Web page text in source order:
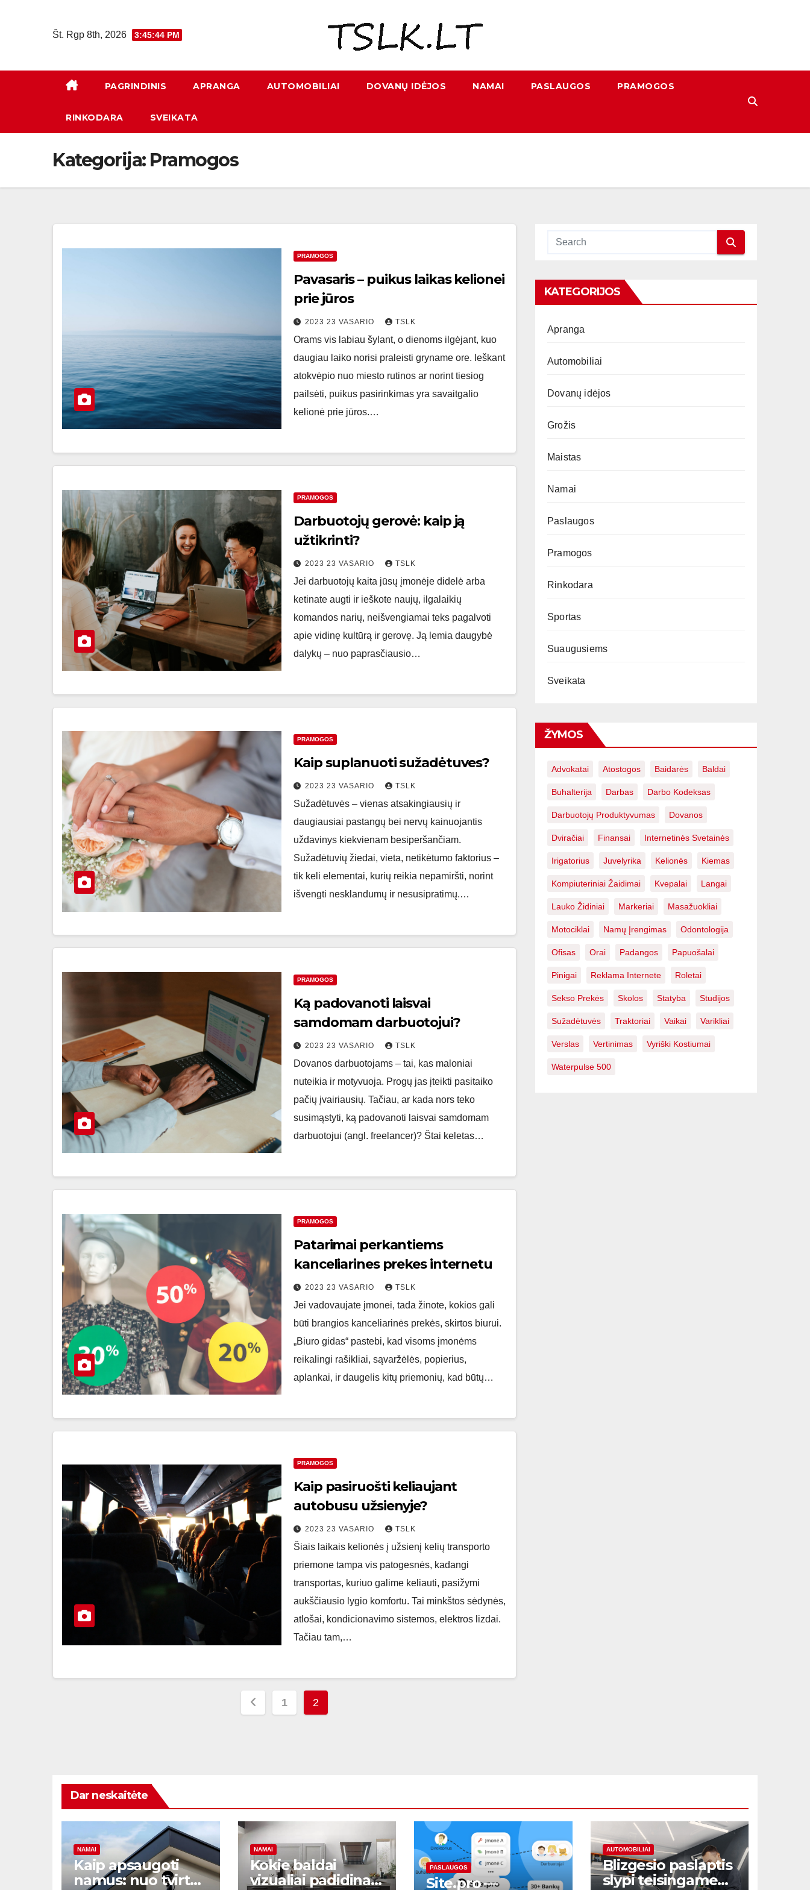
Št. Rgp 8th, 2026 3:45:45 PM
PAGRINDINIS APRANGA AUTOMOBILIAI DOVANŲ IDĖJOS NAMAI PASLAUGOS PRAMOGOS
RINKODARA SVEIKATA
Kategorija: Pramogos
PRAMOGOS
Pavasaris – puikus laikas kelionei
prie jūros
2023 23 VASARIO TSLK
Orams vis labiau šylant, o dienoms ilgėjant, kuo
daugiau laiko norisi praleisti gryname ore. Ieškant
atokvėpio nuo miesto rutinos ar norint tiesiog
pailsėti, puikus pasirinkimas yra savaitgalio
kelionė prie jūros.…
PRAMOGOS
Darbuotojų gerovė: kaip ją
užtikrinti?
2023 23 VASARIO TSLK
Jei darbuotojų kaita jūsų įmonėje didelė arba
ketinate augti ir ieškote naujų, ilgalaikių
komandos narių, neišvengiamai teks pagalvoti
apie vidinę kultūrą ir gerovę. Ją lemia daugybė
dalykų – nuo paprasčiausio…
PRAMOGOS
Kaip suplanuoti sužadėtuves?
2023 23 VASARIO TSLK
Sužadėtuvės – vienas atsakingiausių ir
daugiausiai pastangų bei nervų kainuojantis
uždavinys kiekvienam besiperšančiam.
Sužadėtuvių žiedai, vieta, netikėtumo faktorius –
tik keli elementai, kurių reikia nepamiršti, norint
išvengti nesklandumų ir nesusipratimų.…
PRAMOGOS
Ką padovanoti laisvai
samdomam darbuotojui?
2023 23 VASARIO TSLK
Dovanos darbuotojams – tai, kas maloniai
nuteikia ir motyvuoja. Progų jas įteikti pasitaiko
pačių įvairiausių. Tačiau, ar kada nors teko
susimąstyti, ką padovanoti laisvai samdomam
darbuotojui (angl. freelancer)? Štai keletas…
PRAMOGOS
Patarimai perkantiems
kanceliarines prekes internetu
2023 23 VASARIO TSLK
Jei vadovaujate įmonei, tada žinote, kokios gali
būti brangios kanceliarinės prekės, skirtos biurui.
„Biuro gidas“ pastebi, kad visoms įmonėms
reikalingi rašikliai, sąvaržėlės, popierius,
aplankai, ir daugelis kitų priemonių, kad būtų…
PRAMOGOS
Kaip pasiruošti keliaujant
autobusu užsienyje?
2023 23 VASARIO TSLK
Šiais laikais kelionės į užsienį kelių transporto
priemone tampa vis patogesnės, kadangi
transportas, kuriuo galime keliauti, pasižymi
aukščiausio lygio komfortu. Tai minkštos sėdynės,
atlošai, kondicionavimo sistemos, elektros lizdai.
Tačiau tam,…
Įrašų
1 2
KATEGORIJOS
Apranga
Automobiliai
Dovanų idėjos
Grožis
Maistas
Namai
Paslaugos
Pramogos
Rinkodara
Sportas
Suaugusiems
Sveikata
ŽYMOS
Advokatai Atostogos Baidarės Baldai
Buhalterija Darbas Darbo Kodeksas
Darbuotojų Produktyvumas Dovanos
Dviračiai Finansai Internetinės Svetainės
Irigatorius Juvelyrika Kelionės Kiemas
Kompiuteriniai Žaidimai Kvepalai Langai
Lauko Židiniai Markeriai Masažuokliai
Motociklai Namų Įrengimas Odontologija
Ofisas Orai Padangos Papuošalai
Pinigai Reklama Internete Roletai
Sekso Prekės Skolos Statyba Studijos
Sužadėtuvės Traktoriai Vaikai Varikliai
Verslas Vertinimas Vyriški Kostiumai
Waterpulse 500
Dar neskaitėte
NAMAI
Kaip apsaugoti
namus: nuo tvirtų
NAMAI
Kokie baldai
vizualiai padidina
PASLAUGOS
Site.pro —
AUTOMOBILIAI
Blizgesio paslaptis
slypi teisingame